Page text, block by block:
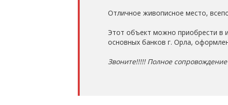
Отличное живописное место,
Этот объект можно приобрести в
основных банков г. Орла,
Звоните!!!!! Полное сопровождение